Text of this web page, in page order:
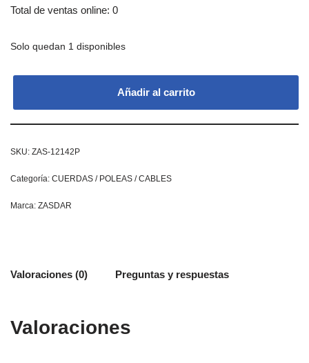
Total de ventas online: 0
Solo quedan 1 disponibles
Añadir al carrito
SKU: ZAS-12142P
Categoría: CUERDAS / POLEAS / CABLES
Marca: ZASDAR
Valoraciones (0) Preguntas y respuestas
Valoraciones